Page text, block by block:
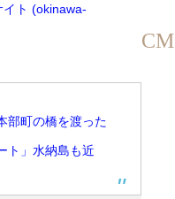
ト (okinawa-
部町の橋を渡った
ト」水納島も近
CM